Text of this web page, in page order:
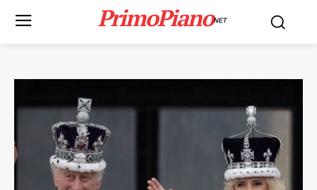
PrimoPianoNET